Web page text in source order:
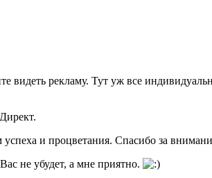
видеть рекламу. Тут уж все
и процветания. Спасибо за
не убудет, а мне приятно.